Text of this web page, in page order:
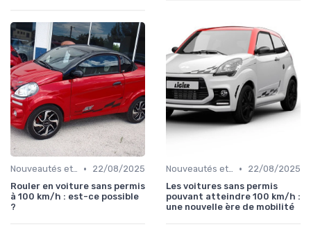
Nouveautés et Tendances •
22/08/2025
Rouler en voiture sans permis
à 100 km/h : est-ce possible
?
Nouveautés et Tendances •
22/08/2025
Les voitures sans permis
pouvant atteindre 100 km/h :
une nouvelle ère de mobilité